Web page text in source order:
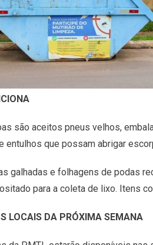
são aceitos pneus velhos,
entulhos que possam abrigar
galhadas e folhagens de podas
para a coleta de lixo. Itens
LOCAIS DA PRÓXIMA SEMANA